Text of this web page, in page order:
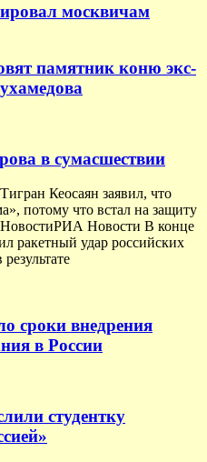
москвичам
памятник коню экс-
в сумасшествии
Кеосаян заявил, что
потому что встал на защиту
Новости В конце
ракетный удар российских
сроки внедрения
в России
студентку